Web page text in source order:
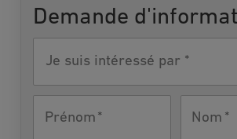
Demande
intéressé
par
Prénom
Nom